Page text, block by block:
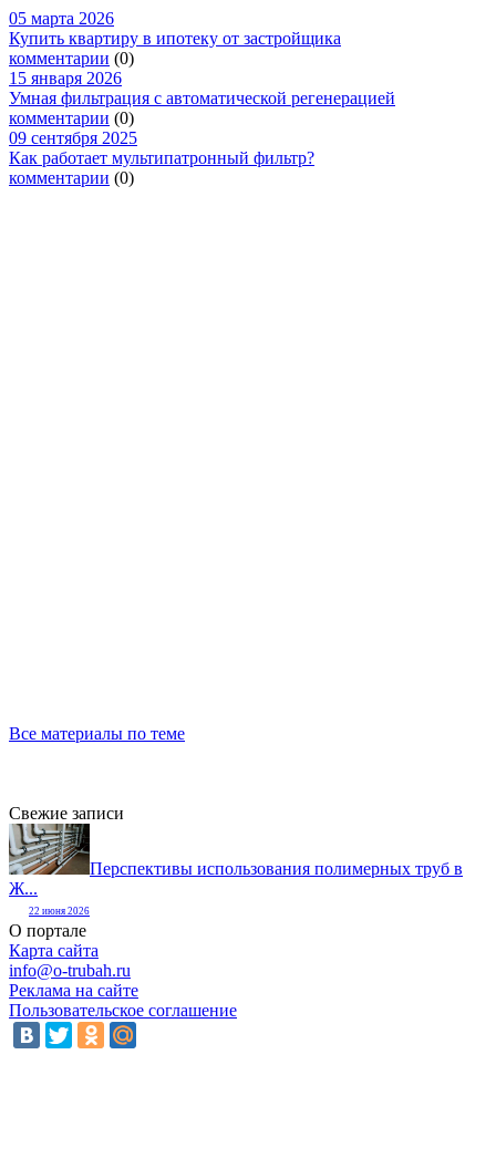
05 марта 2026
Купить квартиру в ипотеку от застройщика
комментарии (0)
15 января 2026
Умная фильтрация с автоматической регенерацией
комментарии (0)
09 сентября 2025
Как работает мультипатронный фильтр?
комментарии (0)
Все материалы по теме
Свежие записи
Перспективы использования полимерных труб в
Ж...
22 июня 2026
О портале
Карта сайта
info@o-trubah.ru
Реклама на сайте
Пользовательское соглашение